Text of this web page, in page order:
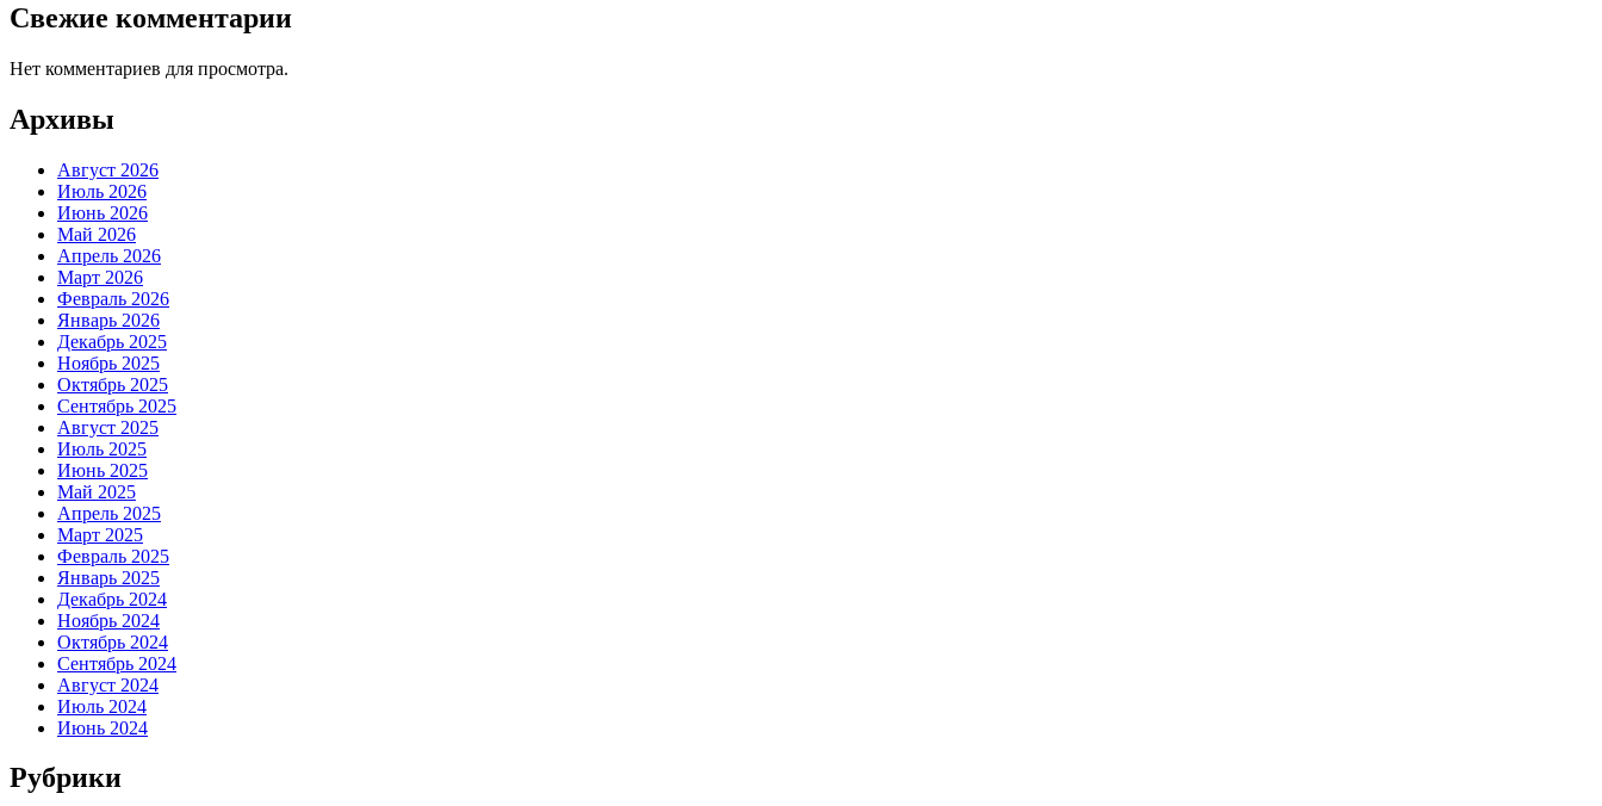
Свежие комментарии
Нет комментариев для просмотра.
Архивы
Август 2026
Июль 2026
Июнь 2026
Май 2026
Апрель 2026
Март 2026
Февраль 2026
Январь 2026
Декабрь 2025
Ноябрь 2025
Октябрь 2025
Сентябрь 2025
Август 2025
Июль 2025
Июнь 2025
Май 2025
Апрель 2025
Март 2025
Февраль 2025
Январь 2025
Декабрь 2024
Ноябрь 2024
Октябрь 2024
Сентябрь 2024
Август 2024
Июль 2024
Июнь 2024
Рубрики